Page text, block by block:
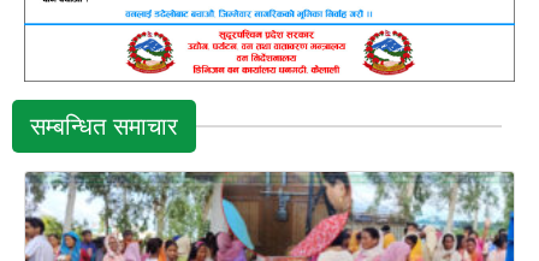
सम्बन्धित समाचार